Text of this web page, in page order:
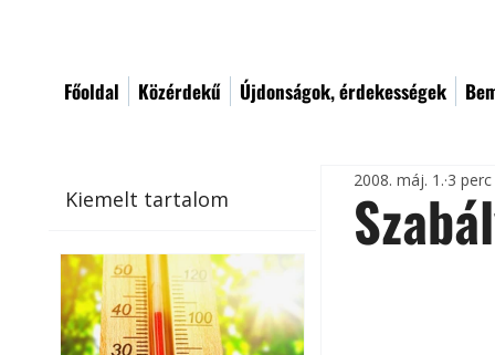
Főoldal Közérdekű Újdonságok, érdekességek
Kiemelt tartalom
2008. máj. 1. 3